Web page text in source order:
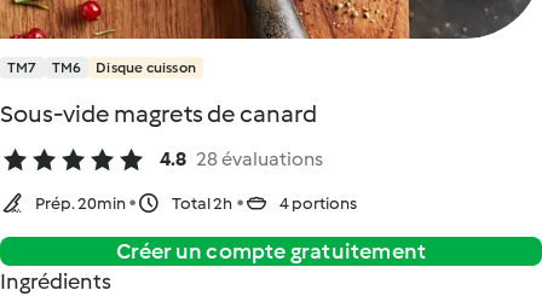
TM7 TM6 Disque cuisson
Sous-vide magrets de canard
4.8 28 évaluations
Prép. 20min Total 2h 4 portions
Créer un compte gratuitement
Ingrédients